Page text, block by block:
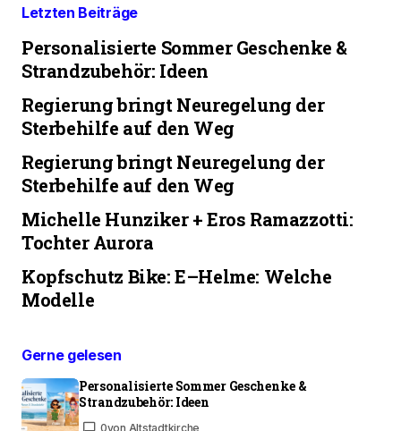
Letzten Beiträge
Personalisierte Sommer Geschenke &
Strandzubehör: Ideen
Regierung bringt Neuregelung der
Sterbehilfe auf den Weg
Regierung bringt Neuregelung der
Sterbehilfe auf den Weg
Michelle Hunziker + Eros Ramazzotti:
Tochter Aurora
Kopfschutz Bike: E–Helme: Welche
Modelle
Gerne gelesen
Personalisierte Sommer Geschenke &
Strandzubehör: Ideen
0von Altstadtkirche